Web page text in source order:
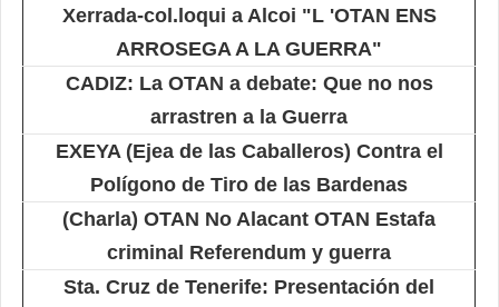
Xerrada-col.loqui a Alcoi "L 'OTAN ENS
ARROSEGA A LA GUERRA"
CADIZ: La OTAN a debate: Que no nos
arrastren a la Guerra
EXEYA (Ejea de las Caballeros) Contra el
Polígono de Tiro de las Bardenas
(Charla) OTAN No Alacant OTAN Estafa
criminal Referendum y guerra
Sta. Cruz de Tenerife: Presentación del